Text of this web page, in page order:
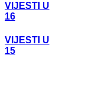
VIJESTI U
16
VIJESTI U
15